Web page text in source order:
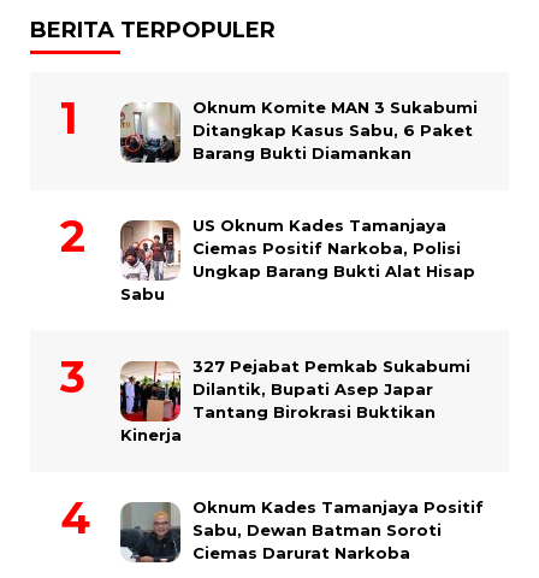
BERITA TERPOPULER
Oknum Komite MAN 3 Sukabumi
Ditangkap Kasus Sabu, 6 Paket
Barang Bukti Diamankan
US Oknum Kades Tamanjaya
Ciemas Positif Narkoba, Polisi
Ungkap Barang Bukti Alat Hisap
Sabu
327 Pejabat Pemkab Sukabumi
Dilantik, Bupati Asep Japar
Tantang Birokrasi Buktikan
Kinerja
Oknum Kades Tamanjaya Positif
Sabu, Dewan Batman Soroti
Ciemas Darurat Narkoba